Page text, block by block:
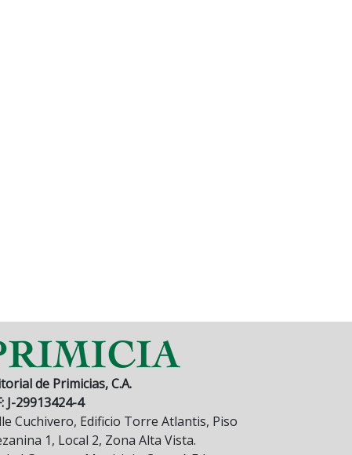
de Primicias, C.A.
J-29913424-4
Cuchivero, Edificio Torre Atlantis, Piso
1, Local 2, Zona Alta Vista.